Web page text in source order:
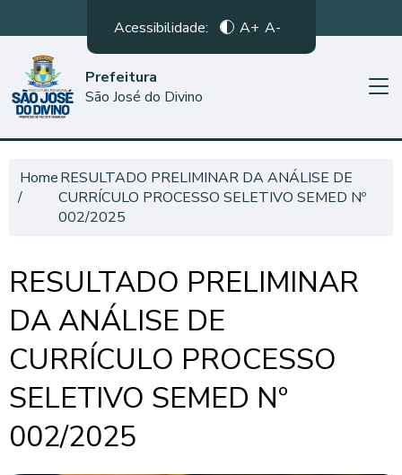
Acessibilidade: A+ A-
Prefeitura
São José do Divino
HomeRESULTADO PRELIMINAR DA ANÁLISE DE
CURRÍCULO PROCESSO SELETIVO SEMED Nº
002/2025
RESULTADO PRELIMINAR
DA ANÁLISE DE
CURRÍCULO PROCESSO
SELETIVO SEMED Nº
002/2025